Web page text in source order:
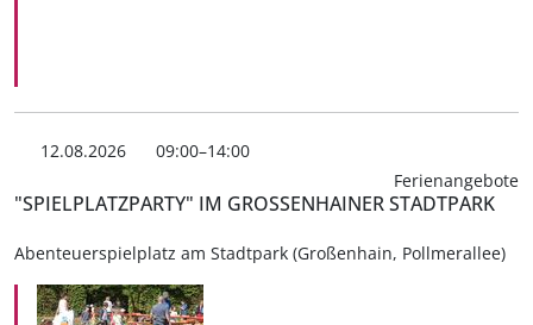
12.08.2026
09:00–14:00
Ferienangebote
"SPIELPLATZPARTY" IM GROSSENHAINER STADTPARK
Abenteuerspielplatz am Stadtpark (Großenhain, Pollmerallee)